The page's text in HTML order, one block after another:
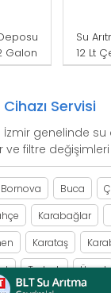
Galon
Su
12 Lt
Servisi
İzmir genelinde
ve filtre
Bornova Buca
Karabağlar
Karataş
Torbalı Üçyol